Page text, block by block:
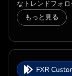
なトレンドフォ
もっと見る